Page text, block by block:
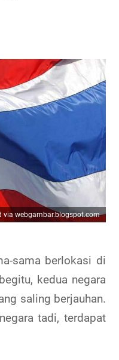
via webgambar.blogspot.com
sama berlokasi di
kedua negara
saling berjauhan.
tadi, terdapat